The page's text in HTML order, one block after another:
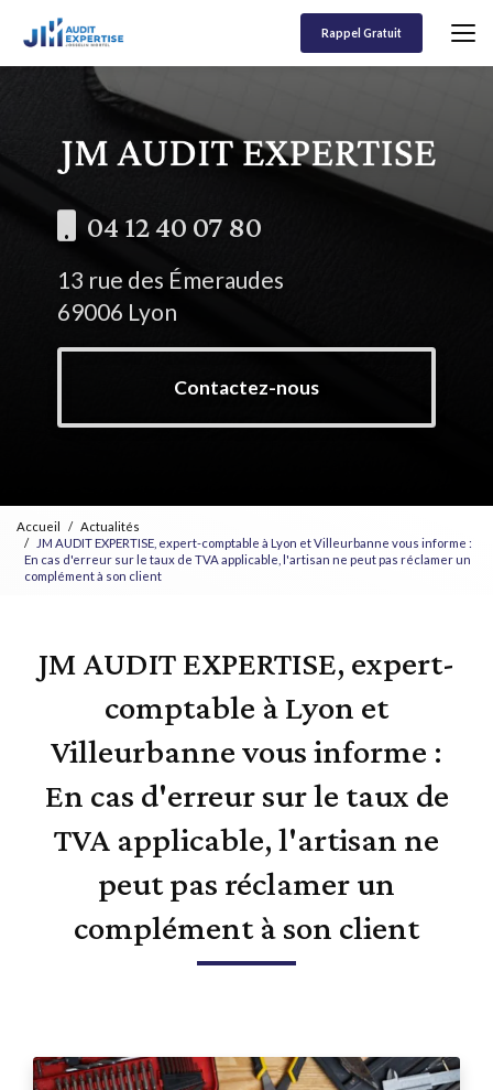
contenu
Rappel Gratuit
04 12 40 07 80
13 rue des Émeraudes
69006 Lyon
Contactez-nous
Accueil
Actualités
JM AUDIT EXPERTISE, expert-comptable à Lyon et Villeurbanne vous informe :
En cas d'erreur sur le taux de TVA applicable, l'artisan ne peut pas réclamer un
complément à son client
JM AUDIT EXPERTISE, expert-
comptable à Lyon et
Villeurbanne vous informe :
En cas d'erreur sur le taux de
TVA applicable, l'artisan ne
peut pas réclamer un
complément à son client